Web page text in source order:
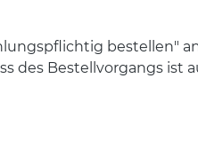
bestellen"
des Bestellvorgangs ist